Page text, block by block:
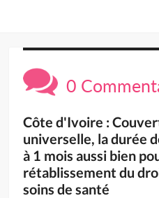
0
Côte d'Ivoire :
universelle, la durée
à 1 mois aussi bien
rétablissement du
soins de santé